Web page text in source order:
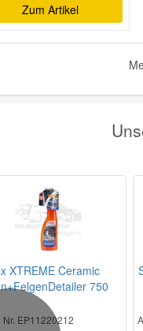
Zum Artikel
XTREME Ceramic
750
Nr. EP11220212